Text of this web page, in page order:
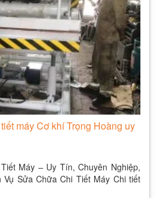
máy Cơ khí Trọng Hoàng uy
Máy – Uy Tín, Chuyên Nghiệp,
Vụ Sửa Chữa Chi Tiết Máy Chi tiết